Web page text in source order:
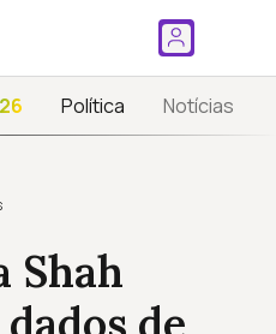
Política Notícias
Shah